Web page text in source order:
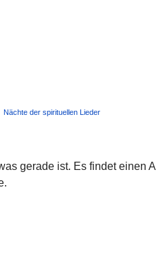
Nächte der spirituellen Lieder
gerade ist. Es findet einen